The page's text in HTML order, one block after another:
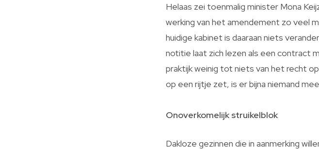
Helaas zei toenmalig minister Mona
werking van het amendement zo veel
huidige kabinet is daaraan niets
notitie laat zich lezen als een contract
praktijk weinig tot niets van het recht
op een rijtje zet, is er bijna niemand
Onoverkomelijk struikelblok
Dakloze gezinnen die in aanmerking